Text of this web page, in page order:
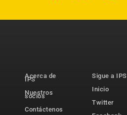
Acerca de
IPS
Nuestros
socios
Contáctenos
Sigue a IPS
Inicio
Twitter